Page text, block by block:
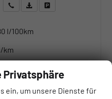
Wir rufen Sie anAngebot drucken (PDF)
l/100km
km
Privatsphäre
ein, um unsere Dienste für